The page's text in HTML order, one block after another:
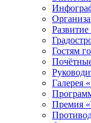
Развитие
Гостям
Галерея
Премия